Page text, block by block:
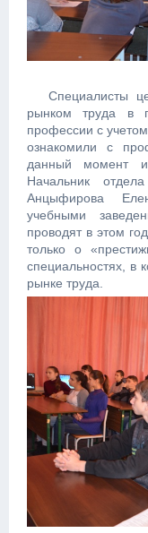
Специалисты
рынком труда в
профессии с
ознакомили с
данный момент
Начальник
Анцыфирова
учебными
проводят в этом
только о
специальностях, в
рынке труда.